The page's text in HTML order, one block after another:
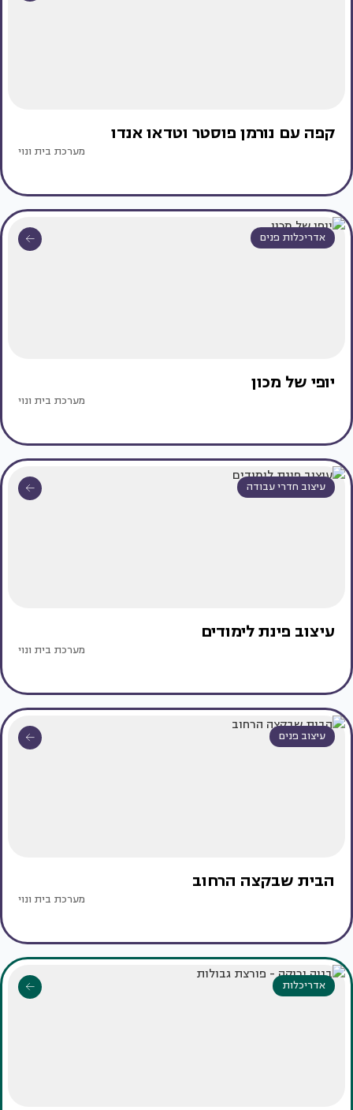
קפה עם נורמן פוסטר וטדאו אנדו
מערכת בית ונוי
אדריכלות פנים
יופי של מכון
מערכת בית ונוי
עיצוב חדרי עבודה
עיצוב פינת לימודים
מערכת בית ונוי
עיצוב פנים
הבית שבקצה הרחוב
מערכת בית ונוי
אדריכלות